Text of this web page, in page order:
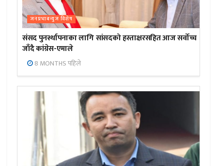
जनप्रभाबन्युज विशेष
संसद पुनर्स्थापनाका लागि सांसदको हस्ताक्षरसहित आज सर्वोच्च
जाँदै कांग्रेस-एमाले
8 MONTHS पहिले